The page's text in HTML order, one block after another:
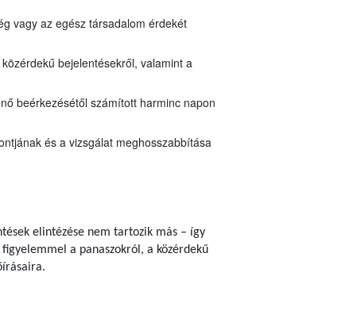
vagy az egész társadalom érdekét
bejelentésekről, valamint a
beérkezésétől számított harminc napon
és a vizsgálat meghosszabbítása
elintézése nem tartozik más – így
a panaszokról, a közérdekű